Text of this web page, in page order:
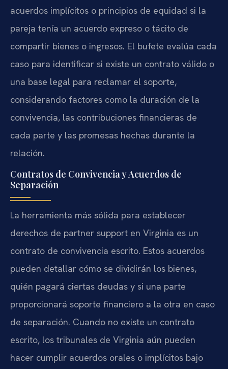
acuerdos implícitos o principios de equidad si la
pareja tenía un acuerdo expreso o tácito de
compartir bienes o ingresos. El bufete evalúa cada
caso para identificar si existe un contrato válido o
una base legal para reclamar el soporte,
considerando factores como la duración de la
convivencia, las contribuciones financieras de
cada parte y las promesas hechas durante la
relación.
Contratos de Convivencia y Acuerdos de
Separación
La herramienta más sólida para establecer
derechos de partner support en Virginia es un
contrato de convivencia escrito. Estos acuerdos
pueden detallar cómo se dividirán los bienes,
quién pagará ciertas deudas y si una parte
proporcionará soporte financiero a la otra en caso
de separación. Cuando no existe un contrato
escrito, los tribunales de Virginia aún pueden
hacer cumplir acuerdos orales o implícitos bajo